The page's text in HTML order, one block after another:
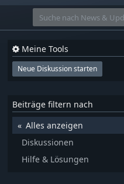
Meine Tools
Neue Diskussion starten
Beiträge filtern nach
Alles anzeigen
Diskussionen
Hilfe & Lösungen